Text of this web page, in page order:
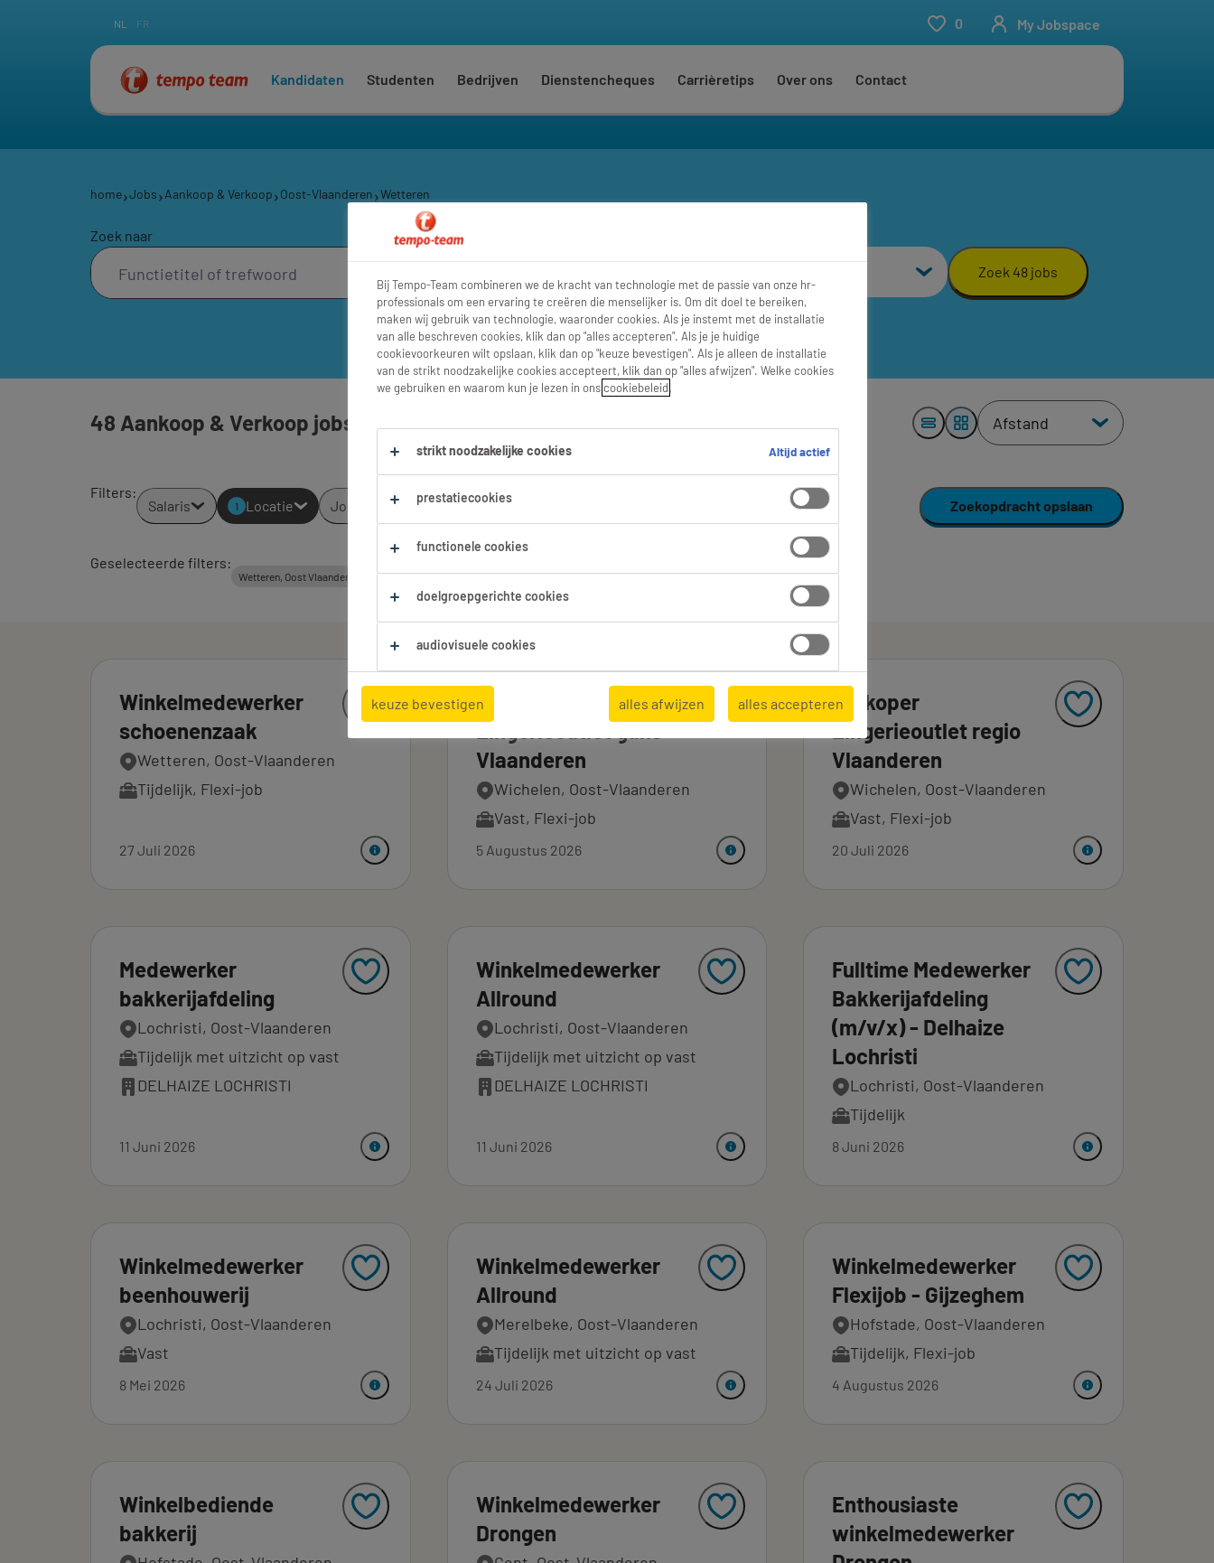
Kandidaten Studenten Bedrijven Dienstencheques Carrièretips Over ons Contact
0 My Jobspace
NL FR
home Jobs Aankoop & Verkoop Oost-Vlaanderen Wetteren
Zoek naar Waar
Zoek 48 jobs
48 Aankoop & Verkoop jobs gevonden in Wetteren.
Filters:
Salaris 1 Locatie Jobtypes 1 Expertisedomein Zoekopdracht opslaan
Geselecteerde filters:
Wetteren, Oost Vlaanderen Aankoop & Verkoop Alles wissen
Winkelmedewerker
schoenenzaak
Wetteren, Oost-Vlaanderen
Tijdelijk, Flexi-job
27 Juli 2026
Verkoper
Lingerieoutlet gans
Vlaanderen
Wichelen, Oost-Vlaanderen
Vast, Flexi-job
5 Augustus 2026
Verkoper
Lingerieoutlet regio
Vlaanderen
Wichelen, Oost-Vlaanderen
Vast, Flexi-job
20 Juli 2026
Medewerker
bakkerijafdeling
Lochristi, Oost-Vlaanderen
Tijdelijk met uitzicht op vast
DELHAIZE LOCHRISTI
11 Juni 2026
Winkelmedewerker
Allround
Lochristi, Oost-Vlaanderen
Tijdelijk met uitzicht op vast
DELHAIZE LOCHRISTI
11 Juni 2026
Fulltime Medewerker
Bakkerijafdeling
(m/v/x) - Delhaize
Lochristi
Lochristi, Oost-Vlaanderen
Tijdelijk
8 Juni 2026
Winkelmedewerker
beenhouwerij
Lochristi, Oost-Vlaanderen
Vast
8 Mei 2026
Winkelmedewerker
Allround
Merelbeke, Oost-Vlaanderen
Tijdelijk met uitzicht op vast
24 Juli 2026
Winkelmedewerker
Flexijob - Gijzeghem
Hofstade, Oost-Vlaanderen
Tijdelijk, Flexi-job
4 Augustus 2026
Winkelbediende
bakkerij
Winkelmedewerker
Drongen
Enthousiaste
winkelmedewerker
Bij Tempo-Team combineren we de kracht van technologie met de passie van onze hr-
professionals om een ervaring te creëren die menselijker is. Om dit doel te bereiken,
maken wij gebruik van technologie, waaronder cookies. Als je instemt met de installatie
van alle beschreven cookies, klik dan op "alles accepteren". Als je je huidige
cookievoorkeuren wilt opslaan, klik dan op "keuze bevestigen". Als je alleen de installatie
van de strikt noodzakelijke cookies accepteert, klik dan op "alles afwijzen". Welke cookies
we gebruiken en waarom kun je lezen in onscookiebeleid.
strikt noodzakelijke cookies Altijd actief
prestatiecookies
functionele cookies
doelgroepgerichte cookies
audiovisuele cookies
keuze bevestigen alles afwijzen alles accepteren